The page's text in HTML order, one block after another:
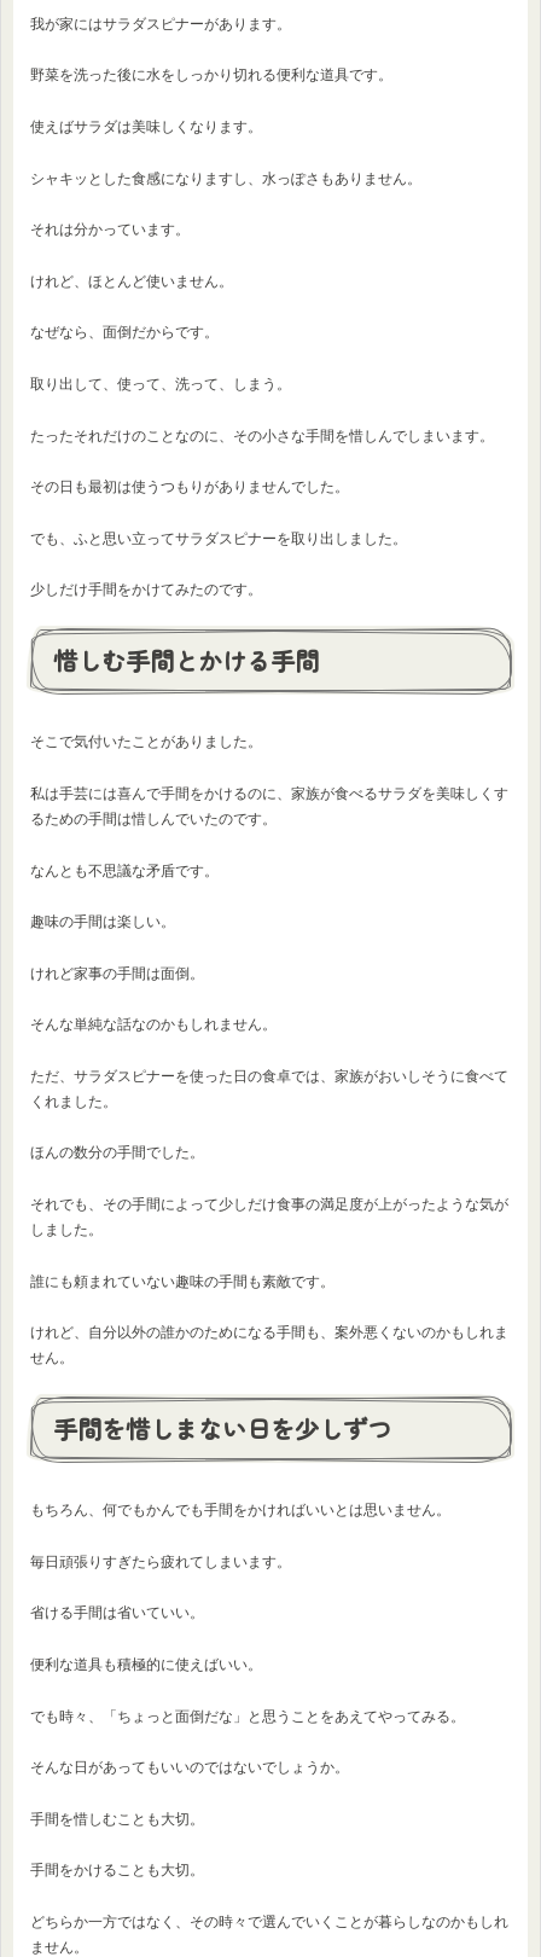
我が家にはサラダスピナーがあります。
野菜を洗った後に水をしっかり切れる便利な道具です。
使えばサラダは美味しくなります。
シャキッとした食感になりますし、水っぽさもありません。
それは分かっています。
けれど、ほとんど使いません。
なぜなら、面倒だからです。
取り出して、使って、洗って、しまう。
たったそれだけのことなのに、その小さな手間を惜しんでしまいます。
その日も最初は使うつもりがありませんでした。
でも、ふと思い立ってサラダスピナーを取り出しました。
少しだけ手間をかけてみたのです。
惜しむ手間とかける手間
そこで気付いたことがありました。
私は手芸には喜んで手間をかけるのに、家族が食べるサラダを美味しくす
るための手間は惜しんでいたのです。
なんとも不思議な矛盾です。
趣味の手間は楽しい。
けれど家事の手間は面倒。
そんな単純な話なのかもしれません。
ただ、サラダスピナーを使った日の食卓では、家族がおいしそうに食べて
くれました。
ほんの数分の手間でした。
それでも、その手間によって少しだけ食事の満足度が上がったような気が
しました。
誰にも頼まれていない趣味の手間も素敵です。
けれど、自分以外の誰かのためになる手間も、案外悪くないのかもしれま
せん。
手間を惜しまない日を少しずつ
もちろん、何でもかんでも手間をかければいいとは思いません。
毎日頑張りすぎたら疲れてしまいます。
省ける手間は省いていい。
便利な道具も積極的に使えばいい。
でも時々、「ちょっと面倒だな」と思うことをあえてやってみる。
そんな日があってもいいのではないでしょうか。
手間を惜しむことも大切。
手間をかけることも大切。
どちらか一方ではなく、その時々で選んでいくことが暮らしなのかもしれ
ません。